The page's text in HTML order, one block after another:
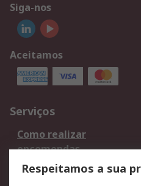
Siga-nos
Aceitamos
Serviços
Como realizar
encomendas
Formas de entrega
Respeitamos a sua